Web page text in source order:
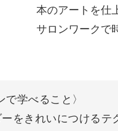
シェルなど、様々な光
アートそのままでも
本のアートを仕
サロンワークで
で学べること〉
をきれいにつけるテ